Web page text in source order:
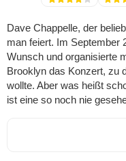
Dave Chappelle, der
man feiert. Im September
Wunsch und organisierte
Brooklyn das Konzert, zu
wollte. Aber was heißt
ist eine so noch nie